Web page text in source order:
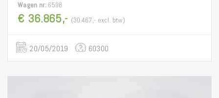
Wagen nr:6598
€ 36.865,- (30.467,- excl. btw)
20/05/2019 60300